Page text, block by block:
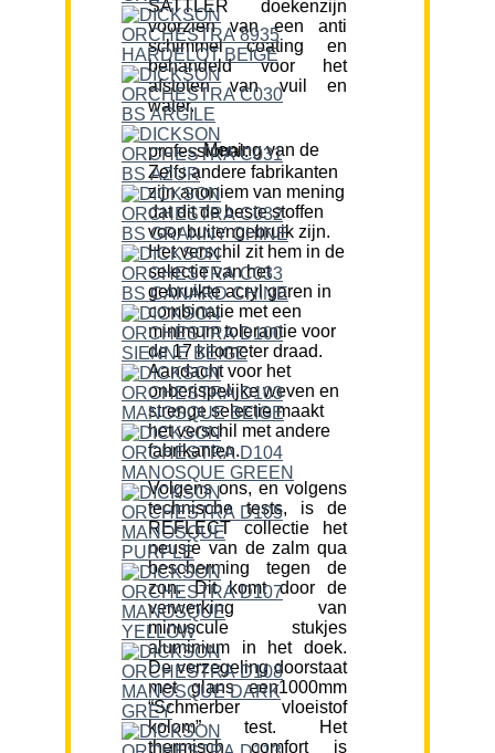
SATTLER doekenzijn
voorzien van een anti
schimmel coating en
behandeld voor het
afstoten van vuil en
water.
Mening van de professional:
Zelfs andere fabrikanten
zijn anoniem van mening
dat dit de beste stoffen
voor buitengebruik zijn.
Het verschil zit hem in de
selectie van het
gebruikte acryl garen in
combinatie met een
minimum tolerantie voor
de 17 kilometer draad.
Aandacht voor het
onberispelijke weven en
strenge selectie maakt
het verschil met andere
fabrikanten.
Volgens ons, en volgens
technische tests, is de
REFLECT collectie het
neusje van de zalm qua
bescherming tegen de
zon. Dit komt door de
verwerking van
minuscule stukjes
aluminium in het doek.
De verzegeling doorstaat
met glans een1000mm
“Schmerber vloeistof
kolom” test. Het
thermisch comfort is